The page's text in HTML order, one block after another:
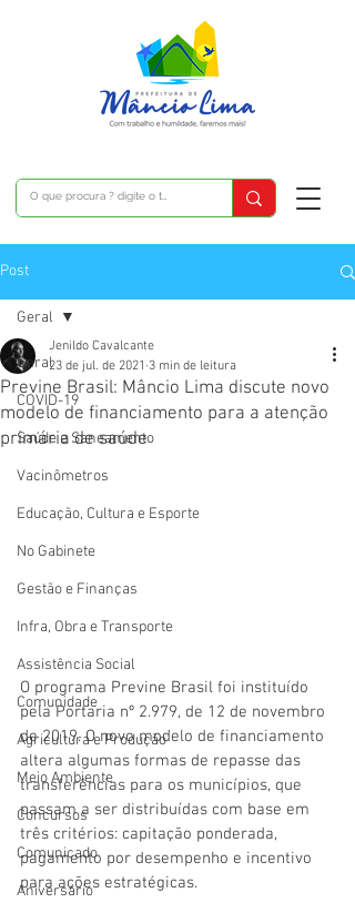
Post
Geral
COVID-19
Saúde e Saneamento
Vacinômetros
Educação, Cultura e Esporte
No Gabinete
Gestão e Finanças
Infra, Obra e Transporte
Assistência Social
Comunidade
Agricultura e Produção
Meio Ambiente
Concursos
Comunicado
Aniversário
Geral
Previne Brasil: Mâncio Lima discute novo
modelo de financiamento para a atenção
primária de saúde
Jenildo Cavalcante
23 de jul. de 2021 3 min de leitura
O programa Previne Brasil foi instituído
pela Portaria nº 2.979, de 12 de novembro
de 2019. O novo modelo de financiamento
altera algumas formas de repasse das
transferências para os municípios, que
passam a ser distribuídas com base em
três critérios: capitação ponderada,
pagamento por desempenho e incentivo
para ações estratégicas.